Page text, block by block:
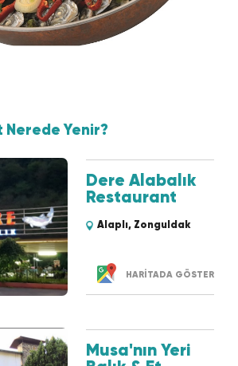
Yenir?
Dere Alabalık
Restaurant
Alaplı, Zonguldak
HARİTADA GÖSTER
Musa'nın Yeri